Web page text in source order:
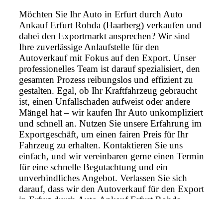
Möchten Sie Ihr Auto in Erfurt durch Auto
Ankauf Erfurt Rohda (Haarberg) verkaufen und
dabei den Exportmarkt ansprechen? Wir sind
Ihre zuverlässige Anlaufstelle für den
Autoverkauf mit Fokus auf den Export. Unser
professionelles Team ist darauf spezialisiert, den
gesamten Prozess reibungslos und effizient zu
gestalten. Egal, ob Ihr Kraftfahrzeug gebraucht
ist, einen Unfallschaden aufweist oder andere
Mängel hat – wir kaufen Ihr Auto unkompliziert
und schnell an. Nutzen Sie unsere Erfahrung im
Exportgeschäft, um einen fairen Preis für Ihr
Fahrzeug zu erhalten. Kontaktieren Sie uns
einfach, und wir vereinbaren gerne einen Termin
für eine schnelle Begutachtung und ein
unverbindliches Angebot. Verlassen Sie sich
darauf, dass wir den Autoverkauf für den Export